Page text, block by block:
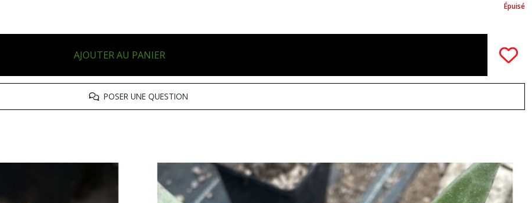
Épuisé
AJOUTER AU PANIER
POSER UNE QUESTION